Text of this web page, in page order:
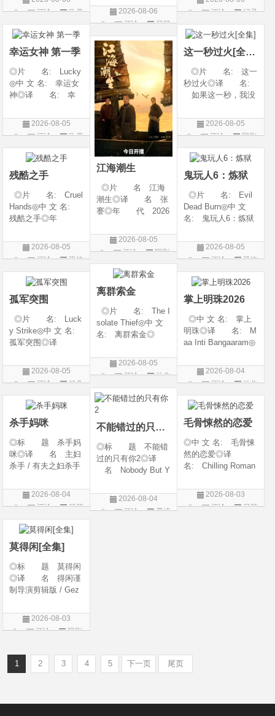
Hundred Years of So
寂/百年孤寂：第一
部(台)/百年孤
评论
欧美
剧
A Shop for Killers S
2 / A Shop for Killers
代: 2026◎产
地: 韩国
2026-08-06
评论
日韩
剧
年 代: 2026◎
类 别: 纪录片
◎语 言: 英语
◎上映
评论
纪录
片
幸运女神 第一季
◎片 名: Lucky
◎中 文 名: 幸运女
神◎译 名: 幸
6◎产 地: 美国
◎类 别: 剧情 /
英语◎上映日期: 2
026-07-15(美国)
2026-08-05
评论
欧美
剧
这一秒过火[全集]
◎片 名: 这一
秒过火◎译 名:
如果这一秒，我没
年 代: 2026◎
产 地: 中国大
情 / 爱情◎语 言:
汉语普通话◎上映
2026-08-05
评论
国剧
江海潮生
◎片 名 江海
潮生◎译 名 张
謇◎年 代 2026
陆◎类 别 传记
/ 历史 / 古装◎语
上映日期 2026-07-
20(中国大陆)◎
2026-08-05
评论
国剧
残酷之手
◎片 名: Cruel
Hands◎中 文 名:
残酷之手◎年
地: 澳大利亚◎
类 别: 惊悚 / 恐
语◎上映日期: 202
6-07-24(澳大利亚)
2026-08-05
评论
恐怖
片
鬼玩人6：炼狱
◎片 名: Evil
Dead Burn◎中 文
名: 鬼玩人6：炼狱
焚场(台) / 鬼玩人6：
燃烧 / 鬼玩人崛起衍
2026◎产 地:
美国◎类 别:
2026-08-05
评论
恐怖
片
离群索金
◎片 名: The I
solate Thief◎中 文
名: 离群索金◎
产 地: 美国◎
类 别: 西部◎
上映日期: 2026-07-
10(美国)◎IMDb评分
2026-08-05
评论
动作
片
孤军突围
◎片 名: Luck
y Strike◎中 文 名:
孤军突围◎译
年 代: 2026◎
产 地: 美国◎
作 / 战争◎语 言:
英语◎上映日
2026-08-05
评论
战争
片
掌上明珠2026
◎中 文 名: 掌上
明珠◎译 名: M
aa Inti Bangaaram◎
产 地: 印度◎
类 别: 动作 / 惊
卢固语 Telugu◎上映
日期: 2026-06
2026-08-04
评论
动作
片
不能错过的只有你2
◎标 题 不能错
过的只有你2◎译
名 Nobody But Y
26◎产 地 中国
大陆◎类 别 喜
2026-08-04
评论
爱情
杀手妈咪
◎标 题 杀手妈
咪◎译 名 主妇
杀手 / 有夫之妇杀手
ler / A Bona Fide Kill
er◎年 代 2026
类 别 剧情 / 惊
悚◎语
2026-08-04
评论
日韩
剧
毛骨悚然的恋爱
◎中 文 名: 毛骨悚
然的恋爱◎译
名: Chilling Roman
e: Find Me / Spellbo
und / Spooky in Lov
2026-08-03
评论
日韩
莫得闲[全集]
◎标 题 莫得闲
◎译 名 得闲谨
制导演剪辑版 / Gez
2026◎产 地 中
国大陆◎类 别
话 / 南京方
2026-08-03
评论
国剧
1 2 3 4 5 下一页 尾页